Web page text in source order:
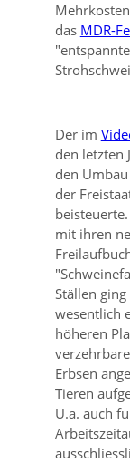
das MDR-
Der im
den letzten
den
der
mit ihren
Ställen
wesentlich
höheren
Erbsen
Tieren
U.a. auch